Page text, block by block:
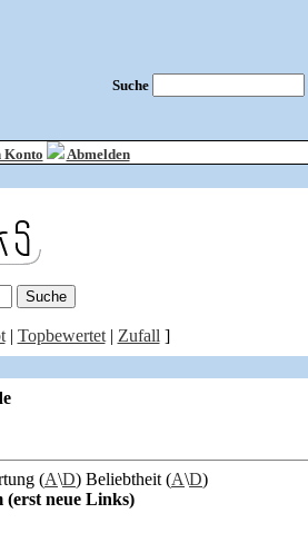
Suche
Konto Abmelden
| Topbewertet| Zufall ]
(A\D) Beliebtheit (A\D)
(erst neue Links)